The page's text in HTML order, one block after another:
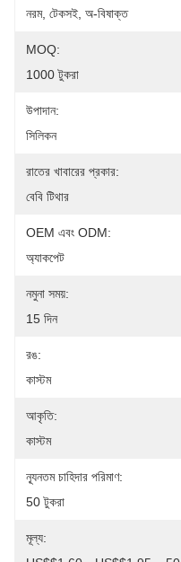
নরম, টেকসই, অ-বিষাক্ত
MOQ:
1000 টুকরা
উপাদান:
সিলিকন
রাতের খাবারের প্রকার:
বেবি টিথার
OEM এবং ODM:
অ্যাকপেট
নমুনা সময়:
15 দিন
রঙ:
কাস্টম
আকৃতি:
কাস্টম
ন্যূনতম চাহিদার পরিমাণ:
50 টুকরা
মূল্য: